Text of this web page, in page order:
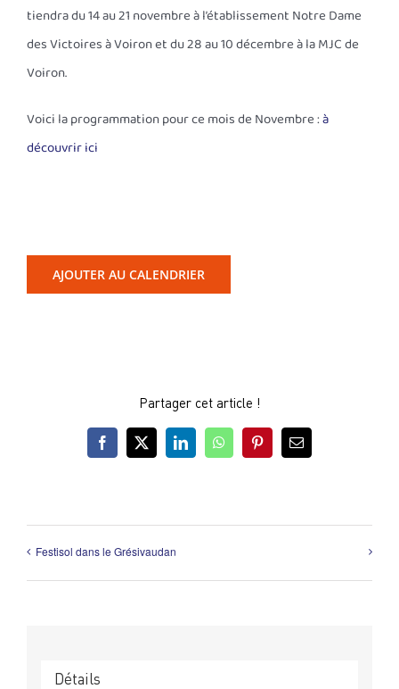
tiendra du 14 au 21 novembre à l’établissement Notre Dame
des Victoires à Voiron et du 28 au 10 décembre à la MJC de
Voiron.
Voici la programmation pour ce mois de Novembre :à
découvrir ici
AJOUTER AU CALENDRIER
Partager cet article !
Facebook
X LinkedInWhatsAppPinterestEmail
Festisol dans le Grésivaudan
Détails